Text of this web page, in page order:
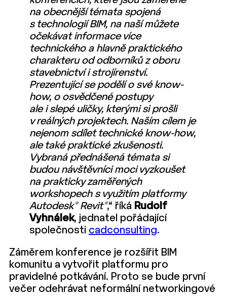
na obecnější témata spojená
s technologií BIM, na naší můžete
očekávat informace více
technického a hlavně praktického
charakteru od odborníků z oboru
stavebnictví i strojírenství.
Prezentující se podělí o své know-
how, o osvědčené postupy
ale i slepé uličky, kterými si prošli
v reálných projektech. Naším cílem je
nejenom sdílet technické know-how,
ale také praktické zkušenosti.
Vybraná přednášená témata si
budou návštěvníci moci vyzkoušet
na prakticky zaměřených
workshopech s využitím platformy
Autodesk® Revit®,“ říká Rudolf
Vyhnálek, jednatel pořádající
společnosti cadconsulting.
Záměrem konference je rozšířit BIM
komunitu a vytvořit platformu pro
pravidelné potkávání. Proto se bude první
večer odehrávat neformální networkingové